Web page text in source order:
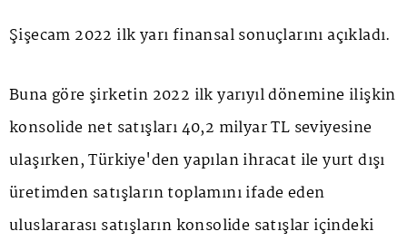
Şişecam 2022 ilk yarı finansal sonuçlarını açıkladı.
Buna göre şirketin 2022 ilk yarıyıl dönemine ilişkin
konsolide net satışları 40,2 milyar TL seviyesine
ulaşırken, Türkiye'den yapılan ihracat ile yurt dışı
üretimden satışların toplamını ifade eden
uluslararası satışların konsolide satışlar içindeki